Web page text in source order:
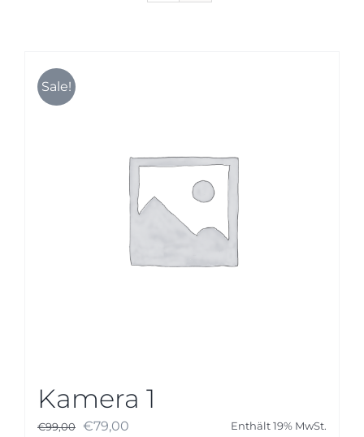
Kontakt
Sale!
Kamera 1
€99,00 Ursprünglicher
€79,00
Enthält 19% MwSt.